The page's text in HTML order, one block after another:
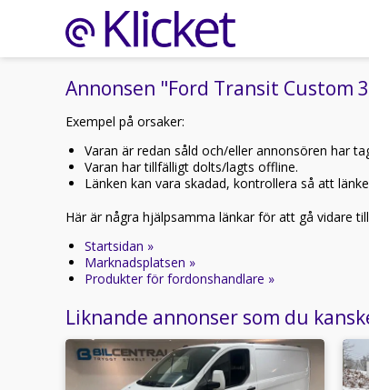
Annonsen "Ford Transit Custom
Exempel på orsaker:
Varan är redan såld och/eller annonsören har
Varan har tillfälligt dolts/lagts offline.
Länken kan vara skadad, kontrollera så att
Här är några hjälpsamma länkar för att gå vidare
Startsidan »
Marknadsplatsen »
Produkter för fordonshandlare »
Liknande annonser som du